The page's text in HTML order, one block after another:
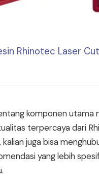
Rhinotec Laser
komponen utama
terpercaya dari
juga bisa
yang lebih